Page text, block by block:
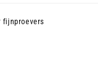
fijnproevers